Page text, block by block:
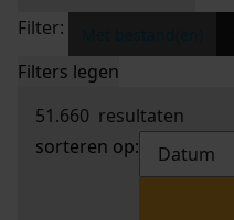
Filter:
Filters legen
51.660 resultaten
sorteren op: